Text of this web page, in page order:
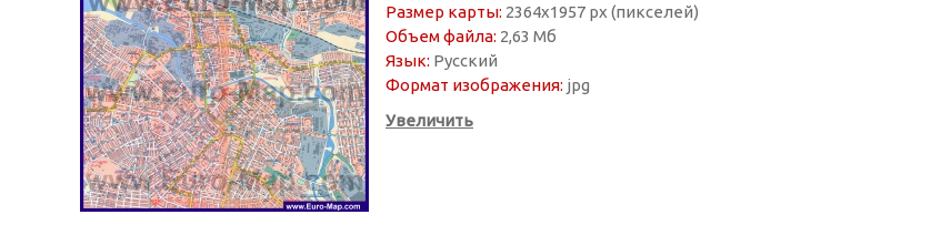
Размер карты: 2364х1957 px (пикселей)
Объем файла: 2,63 Мб
Язык: Русский
Формат изображения: jpg
Увеличить